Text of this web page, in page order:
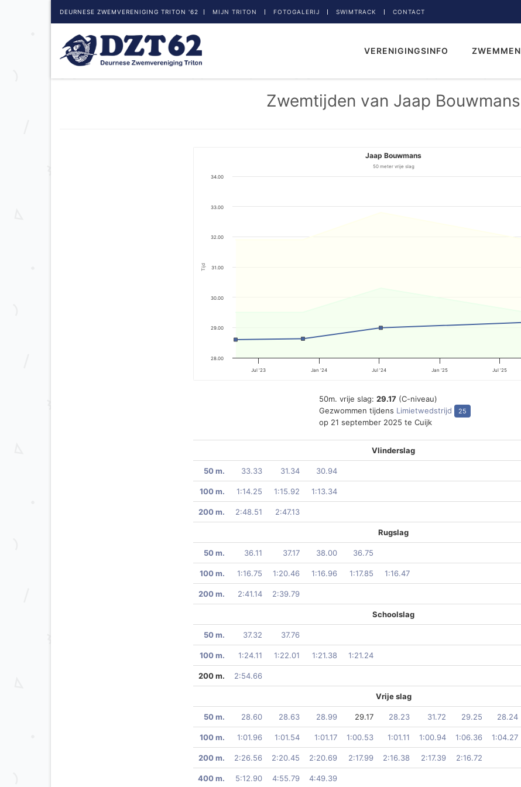
DEURNESE ZWEMVERENIGING TRITON '62 MIJN TRITON FOTOGALERIJ SWIMTRACK CONTACT
VERENIGINGSINFO ZWEMMEN
Zwemtijden van Jaap Bouwmans
Tijd
Jaap Bouwmans
50 meter vrije slag
Jul '23 Jan '24 Jul '24 Jan '25 Jul '25
28.00
29.00
30.00
31.00
32.00
33.00
34.00
50m. vrije slag: 29.17 (C-niveau)
Gezwommen tijdens Limietwedstrijd
op 21 september 2025 te Cuijk
25
Vlinderslag
50 m. 33.33 31.34 30.94
100 m. 1:14.25 1:15.92 1:13.34
200 m. 2:48.51 2:47.13
Rugslag
50 m. 36.11 37.17 38.00 36.75
100 m. 1:16.75 1:20.46 1:16.96 1:17.85 1:16.47
200 m. 2:41.14 2:39.79
Schoolslag
50 m. 37.32 37.76
100 m. 1:24.11 1:22.01 1:21.38 1:21.24
200 m. 2:54.66
Vrije slag
50 m. 28.60 28.63 28.99 29.17 28.23 31.72 29.25 28.24
100 m. 1:01.96 1:01.54 1:01.17 1:00.53 1:01.11 1:00.94 1:06.36 1:04.27
200 m. 2:26.56 2:20.45 2:20.69 2:17.99 2:16.38 2:17.39 2:16.72
400 m. 5:12.90 4:55.79 4:49.39